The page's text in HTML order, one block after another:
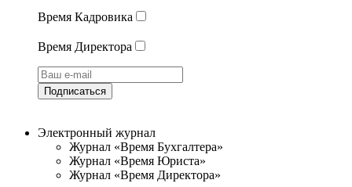
Время Кадровика
Время Директора
Подписаться
Электронный журнал
Журнал «Время Бухгалтера»
Журнал «Время Юриста»
Журнал «Время Директора»